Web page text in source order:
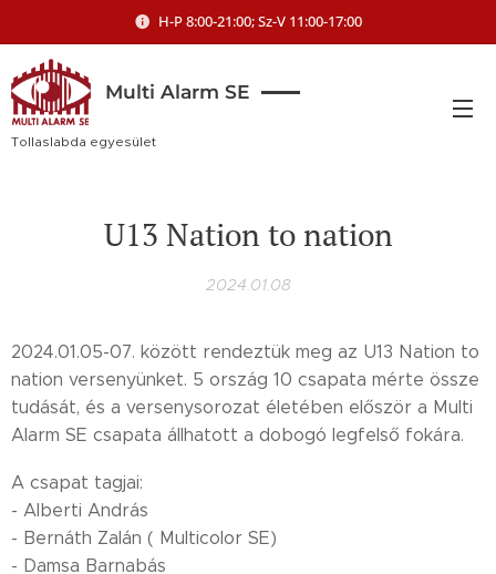
H-P 8:00-21:00; Sz-V 11:00-17:00
Multi Alarm SE
Tollaslabda egyesület
U13 Nation to nation
2024.01.08
2024.01.05-07. között rendeztük meg az U13 Nation to
nation versenyünket. 5 ország 10 csapata mérte össze
tudását, és a versenysorozat életében először a Multi
Alarm SE csapata állhatott a dobogó legfelső fokára.
A csapat tagjai:
- Alberti András
- Bernáth Zalán ( Multicolor SE)
- Damsa Barnabás